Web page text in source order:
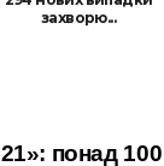
захворю...
понад 100